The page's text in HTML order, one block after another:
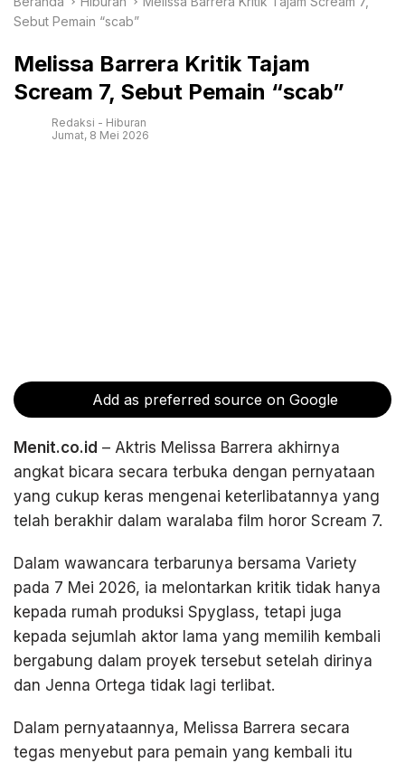
Sebut Pemain “scab”
Melissa Barrera Kritik Tajam
Scream 7, Sebut Pemain “scab”
Redaksi - Hiburan
Jumat, 8 Mei 2026
Add as preferred source on Google
Menit.co.id – Aktris Melissa Barrera akhirnya
angkat bicara secara terbuka dengan pernyataan
yang cukup keras mengenai keterlibatannya yang
telah berakhir dalam waralaba film horor Scream 7.
Dalam wawancara terbarunya bersama Variety
pada 7 Mei 2026, ia melontarkan kritik tidak hanya
kepada rumah produksi Spyglass, tetapi juga
kepada sejumlah aktor lama yang memilih kembali
bergabung dalam proyek tersebut setelah dirinya
dan Jenna Ortega tidak lagi terlibat.
Dalam pernyataannya, Melissa Barrera secara
tegas menyebut para pemain yang kembali itu